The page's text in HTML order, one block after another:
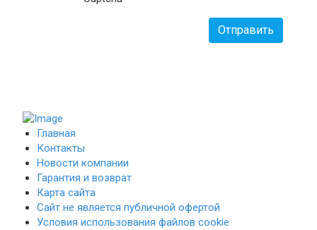
Отправить
Главная
Контакты
Новости компании
Гарантия и возврат
Карта сайта
Сайт не является публичной офертой
Условия использования файлов cookie